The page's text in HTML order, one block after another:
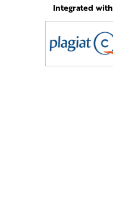
Integrated with